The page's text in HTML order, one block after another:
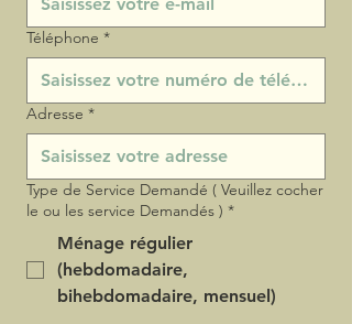
Téléphone *
Adresse *
Type de Service Demandé ( Veuillez cocher
le ou les service Demandés ) *
Ménage régulier
(hebdomadaire,
bihebdomadaire, mensuel)